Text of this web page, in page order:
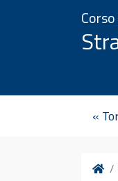
Vai al contenuto
«